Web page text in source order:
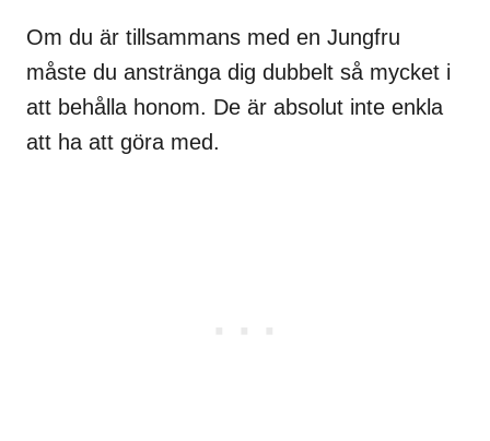
Om du är tillsammans med en Jungfru
måste du anstränga dig dubbelt så mycket i
att behålla honom. De är absolut inte enkla
att ha att göra med.